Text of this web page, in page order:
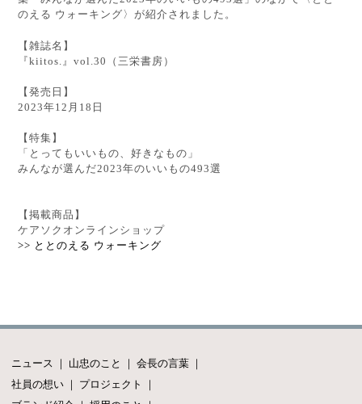
のえる ウォーキング〉が紹介されました。
【雑誌名】
『kiitos.』vol.30
（三栄書房）
【発売日】
2023年12月18日
【特集】
「とってもいいもの、好きなもの」
みんなが選んだ2023年のいいもの493選
【掲載商品】
ケアソクオンラインショップ
>> ととのえる ウォーキング
ニュース ｜ 山忠のこと ｜会長の言葉 ｜
社員の想い ｜ プロジェクト
｜